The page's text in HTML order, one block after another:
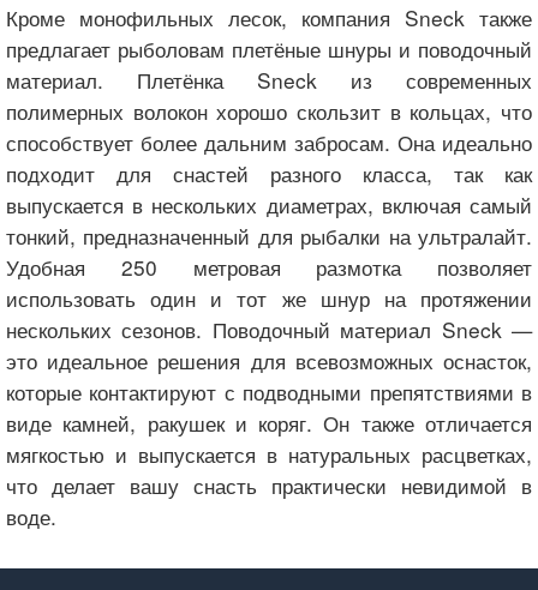
Кроме монофильных лесок, компания Sneck также
предлагает рыболовам плетёные шнуры и поводочный
материал. Плетёнка Sneck из современных
полимерных волокон хорошо скользит в кольцах, что
способствует более дальним забросам. Она идеально
подходит для снастей разного класса, так как
выпускается в нескольких диаметрах, включая самый
тонкий, предназначенный для рыбалки на ультралайт.
Удобная 250 метровая размотка позволяет
использовать один и тот же шнур на протяжении
нескольких сезонов. Поводочный материал Sneck —
это идеальное решения для всевозможных оснасток,
которые контактируют с подводными препятствиями в
виде камней, ракушек и коряг. Он также отличается
мягкостью и выпускается в натуральных расцветках,
что делает вашу снасть практически невидимой в
воде.